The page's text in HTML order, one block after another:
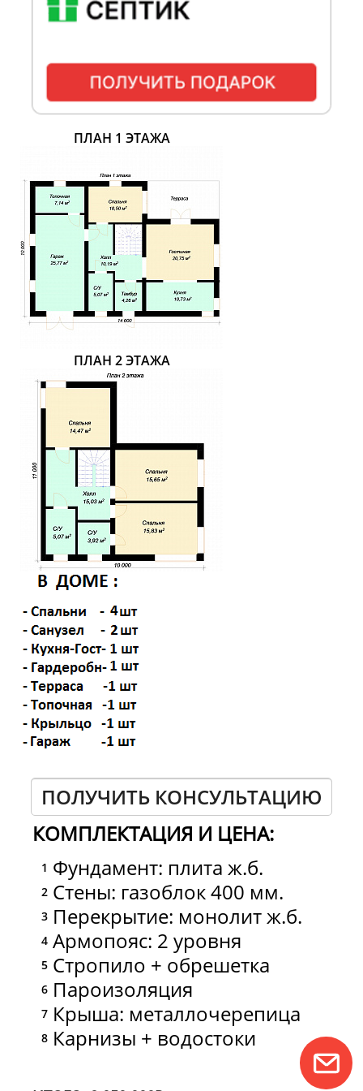
ПЛАН 1 ЭТАЖА
ПЛАН 2 ЭТАЖА
ПОЛУЧИТЬ КОНСУЛЬТАЦИЮ
КОМПЛЕКТАЦИЯ И ЦЕНА:
Фундамент: плита ж.б.
Стены: газоблок 400 мм.
Перекрытие: монолит ж.б.
Армопояс: 2 уровня
Стропило + обрешетка
Пароизоляция
Крыша: металлочерепица
Карнизы + водостоки